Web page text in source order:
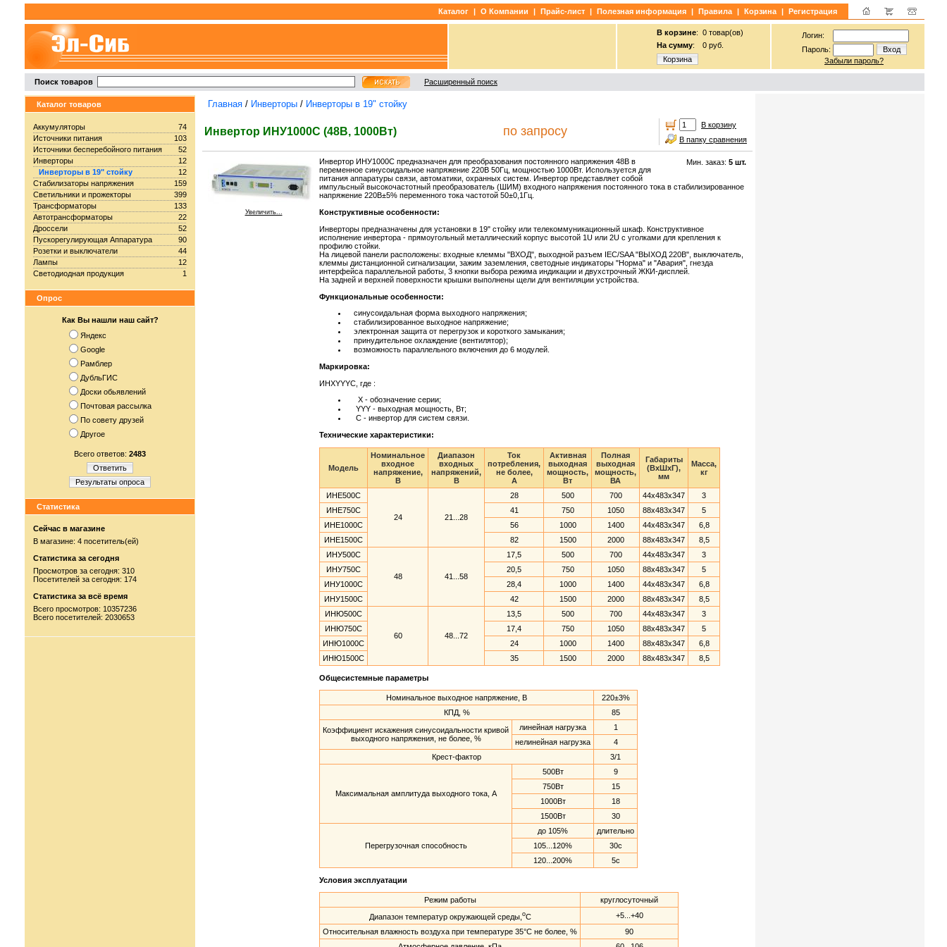
Каталог | О Компании | Прайс-лист | Полезная информация | Правила | Корзина | Регистрация
В корзине: 0 товар(ов)
На сумму:
0 руб.
Корзина
Логин:
Пароль:
Вход
Забыли пароль?
Поиск товаров Расширенный поиск
Каталог товаров
74
Аккумуляторы
103
Источники питания
52
Источники бесперебойного питания
12
Инверторы
12
Инверторы в 19" стойку
159
Стабилизаторы напряжения
399
Светильники и прожекторы
133
Трансформаторы
22
Автотрансформаторы
52
Дроссели
90
Пускорегулирующая Аппаратура
44
Розетки и выключатели
12
Лампы
1
Светодиодная продукция
Опрос
Как Вы нашли наш сайт?
Яндекс
Google
Рамблер
ДубльГИС
Доски обьявлений
Почтовая рассылка
По совету друзей
Другое
Всего ответов: 2483
Ответить
Результаты опроса
Статистика
Сейчас в магазине
В магазине: 4 посетитель(ей)
Статистика за сегодня
Просмотров за сегодня: 310
Посетителей за сегодня: 174
Статистика за всё время
Всего просмотров: 10357236
Всего посетителей: 2030653
Главная / Инверторы / Инверторы в 19" стойку
Инвертор ИНУ1000С (48В, 1000Вт) по запросу
В корзину
В папку сравнения
Увеличить...
Мин. заказ: 5 шт.
Инвертор ИНУ1000С предназначен для преобразования постоянного напряжения 48В в
переменное синусоидальное напряжение 220В 50Гц, мощностью 1000Вт. Используется для
питания аппаратуры связи, автоматики, охранных систем. Инвертор представляет собой
импульсный высокочастотный преобразователь (ШИМ) входного напряжения постоянного тока в стабилизированное
напряжение 220В±5% переменного тока частотой 50±0,1Гц.
Конструктивные особенности:
Инверторы предназначены для установки в 19" стойку или телекоммуникационный шкаф. Конструктивное
исполнение инвертора - прямоугольный металлический корпус высотой 1U или 2U с уголками для крепления к
профилю стойки.
На лицевой панели расположены: входные клеммы "ВХОД", выходной разъем IEC/SAA "ВЫХОД 220В", выключатель,
клеммы дистанционной сигнализации, зажим заземления, светодные индикаторы "Норма" и "Авария", гнезда
интерфейса параллельной работы, 3 кнопки выбора режима индикации и двухстрочный ЖКИ-дисплей.
На задней и верхней поверхности крышки выполнены щели для вентиляции устройства.
Функциональные особенности:
синусоидальная форма выходного напряжения;
стабилизированное выходное напряжение;
электронная защита от перегрузок и короткого замыкания;
принудительное охлаждение (вентилятор);
возможность параллельного включения до 6 модулей.
Маркировка:
ИНXYYYC, где :
X - обозначение серии;
YYY - выходная мощность, Вт;
C - инвертор для систем связи.
Технические характеристики:
Модель
Номинальное
входное
напряжение,
В
Диапазон
входных
напряжений,
В
Ток
потребления,
не более,
А
Активная
выходная
мощность,
Вт
Полная
выходная
мощность,
ВА
Габариты
(ВхШхГ),
мм
Масса,
кг
ИНЕ500С
24 21...28
28 500 700 44x483x347
3
ИНЕ750С
41 750 1050 88x483x347
5
ИНЕ1000С
56 1000 1400 44x483x347
6,8
ИНЕ1500С
82 1500 2000 88x483x347
8,5
ИНУ500С
48 41...58
17,5 500 700 44x483x347
3
ИНУ750С
20,5 750 1050 88x483x347
5
ИНУ1000С
28,4 1000 1400 44x483x347
6,8
ИНУ1500С
42 1500 2000 88x483x347
8,5
ИНЮ500С
60 48...72
13,5 500 700 44x483x347
3
ИНЮ750С
17,4 750 1050 88x483x347
5
ИНЮ1000С
24 1000 1400 88x483x347
6,8
ИНЮ1500С
35 1500 2000 88x483x347 8,5
Общесистемные параметры
Номинальное выходное напряжение, В
220±3%
КПД, %
85
Коэффициент искажения синусоидальности кривой
выходного напряжения, не более, %
линейная нагрузка
1
нелинейная нагрузка
4
Крест-фактор
3/1
Максимальная амплитуда выходного тока, А
500Вт
9
750Вт
15
1000Вт
18
1500Вт
30
Перегрузочная способность
до 105%
длительно
105...120%
30c
120...200%
5c
Условия эксплуатации
Режим работы
круглосуточный
Диапазон температур окружающей среды, oС
+5...+40
Относительная влажность воздуха при температуре 35°С не более, %
90